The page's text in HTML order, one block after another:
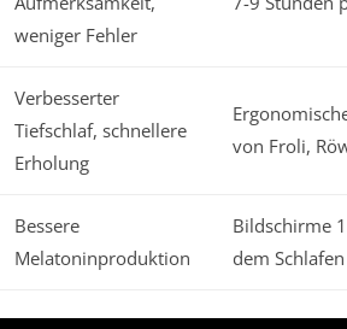
weniger Fehler
Verbesserter
Tiefschlaf, schnellere
Erholung
von Froli,
Bessere
Melatoninproduktion
Bildschirme
dem